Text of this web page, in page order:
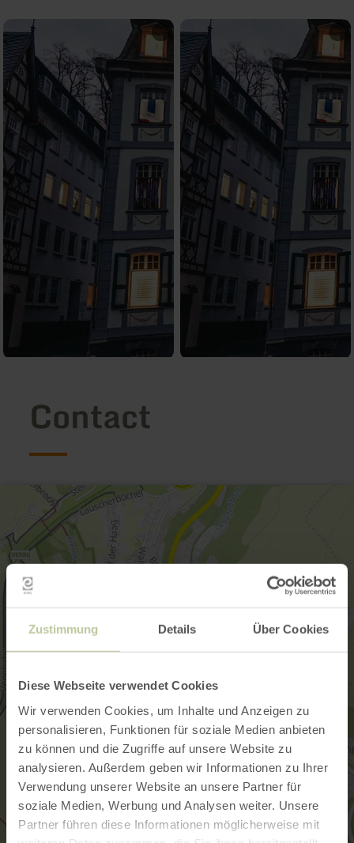
Zustimmung Details Über Cookies
Diese Webseite verwendet Cookies
Wir verwenden Cookies, um Inhalte und Anzeigen zu
personalisieren, Funktionen für soziale Medien anbieten
zu können und die Zugriffe auf unsere Website zu
analysieren. Außerdem geben wir Informationen zu Ihrer
Verwendung unserer Website an unsere Partner für
soziale Medien, Werbung und Analysen weiter. Unsere
Partner führen diese Informationen möglicherweise mit
Contact